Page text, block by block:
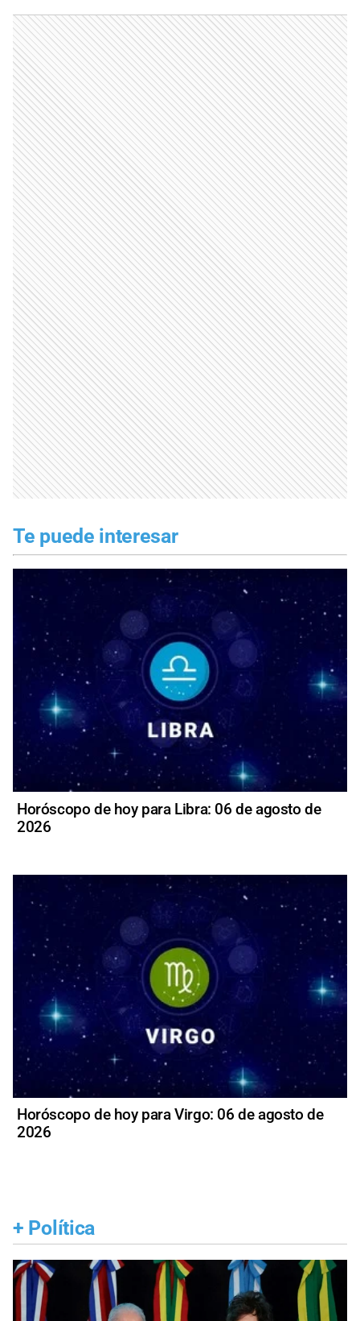
Te puede interesar
Horóscopo de hoy para Libra: 06 de agosto de
2026
Horóscopo de hoy para Virgo: 06 de agosto de
2026
+ Política